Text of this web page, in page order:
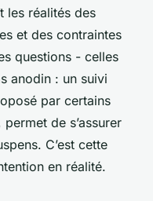
les réalités des
et des contraintes
questions - celles
anodin : un suivi
par certains
de s’assurer
C’est cette
en réalité.